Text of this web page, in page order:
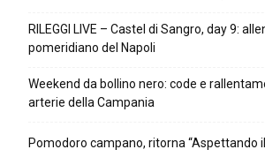
RILEGGI LIVE – Castel di Sangro, day 9:
pomeridiano del Napoli
Weekend da bollino nero: code e
arterie della Campania
Pomodoro campano, ritorna “Aspettando